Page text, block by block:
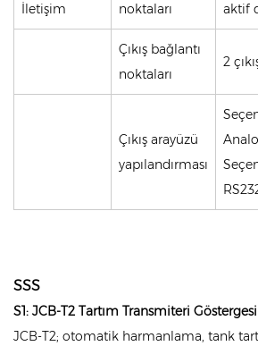
İletişim
noktaları
aktif
Çıkış bağlantı
noktaları
2
Çıkış arayüzü
yapılandırması
SSS
S1: JCB-T2 Tartım Transmiteri
JCB-T2; otomatik harmanlama, tank